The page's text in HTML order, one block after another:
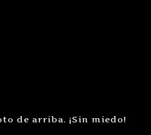
de arriba. ¡Sin miedo!